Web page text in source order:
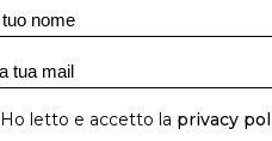
Ho letto e accetto la privacy